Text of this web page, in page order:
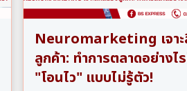
Neuromarketing เจา
ลูกค้า: ทำการตลาดอย่างไ
"โอนไว" แบบไม่รู้ตัว!